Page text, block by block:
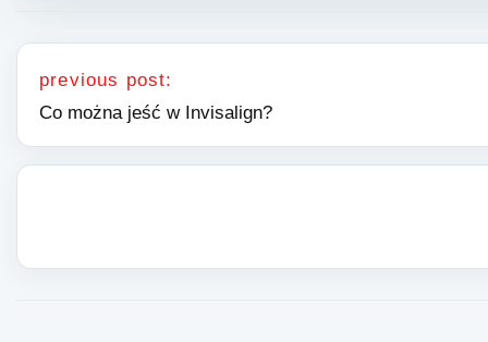
Nawigacja wpisu
previous post:
Co można jeść w Invisalign?